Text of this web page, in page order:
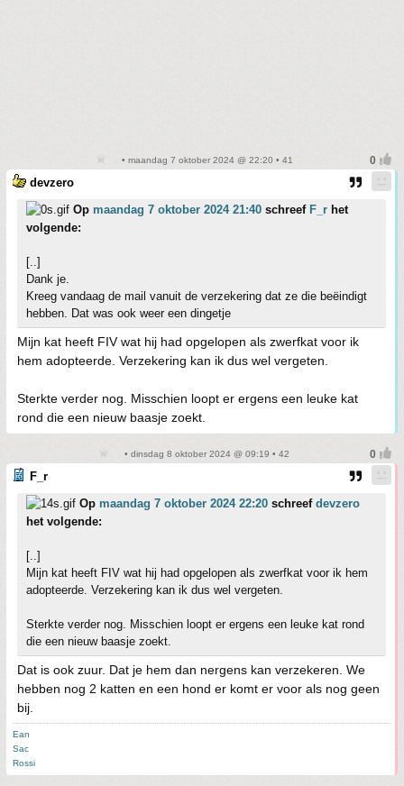
• maandag 7 oktober 2024 @ 22:20 • 41
devzero
Op maandag 7 oktober 2024 21:40 schreef F_r het
volgende:
[..]
Dank je.
Kreeg vandaag de mail vanuit de verzekering dat ze die beëindigt
hebben. Dat was ook weer een dingetje
Mijn kat heeft FIV wat hij had opgelopen als zwerfkat voor ik
hem adopteerde. Verzekering kan ik dus wel vergeten.
Sterkte verder nog. Misschien loopt er ergens een leuke kat
rond die een nieuw baasje zoekt.
• dinsdag 8 oktober 2024 @ 09:19 • 42
F_r
Op maandag 7 oktober 2024 22:20 schreef devzero
het volgende:
[..]
Mijn kat heeft FIV wat hij had opgelopen als zwerfkat voor ik hem
adopteerde. Verzekering kan ik dus wel vergeten.
Sterkte verder nog. Misschien loopt er ergens een leuke kat rond
die een nieuw baasje zoekt.
Dat is ook zuur. Dat je hem dan nergens kan verzekeren. We
hebben nog 2 katten en een hond er komt er voor als nog geen
bij.
Ean
Sac
Rossi